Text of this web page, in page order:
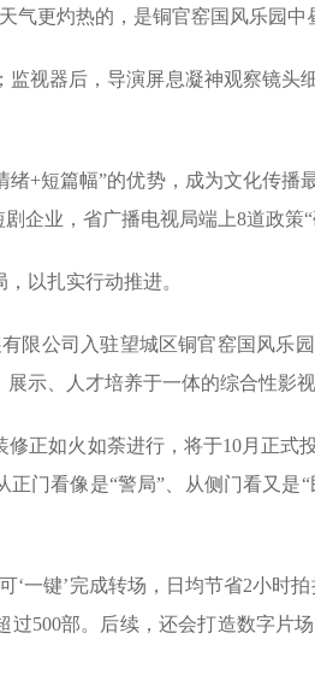
气更灼热的，是铜官窑国风乐园中
监视器后，导演屏息凝神观察镜
绪+短篇幅”的优势，成为文化传
企业，省广播电视局端上8道政
以扎实行动推进。
限公司入驻望城区铜官窑国风乐
示、人才培养于一体的综合性影视
正如火如荼进行，将于10月正
正门看像是“警局”、从侧门看又
‘一键’完成转场，日均节省2小时
过500部。后续，还会打造数字片